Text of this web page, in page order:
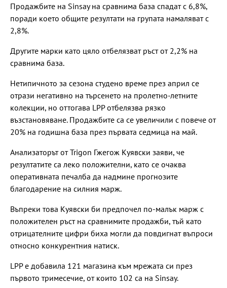
Продажбите на Sinsay на сравнима база спадат с 6,8%,
поради което общите резултати на групата намаляват с
2,8%.
Другите марки като цяло отбелязват ръст от 2,2% на
сравнима база.
Нетипичното за сезона студено време през април се
отрази негативно на търсенето на пролетно-летните
колекции, но оттогава LPP отбелязва рязко
възстановяване. Продажбите са се увеличили с повече от
20% на годишна база през първата седмица на май.
Анализаторът от Trigon Гжегож Куявски заяви, че
резултатите са леко положителни, като се очаква
оперативната печалба да надмине прогнозите
благодарение на силния марж.
Въпреки това Куявски би предпочел по-малък марж с
положителен ръст на сравнимите продажби, тъй като
отрицателните цифри биха могли да повдигнат въпроси
относно конкурентния натиск.
LPP е добавила 121 магазина към мрежата си през
първото тримесечие, от които 102 са на Sinsay.